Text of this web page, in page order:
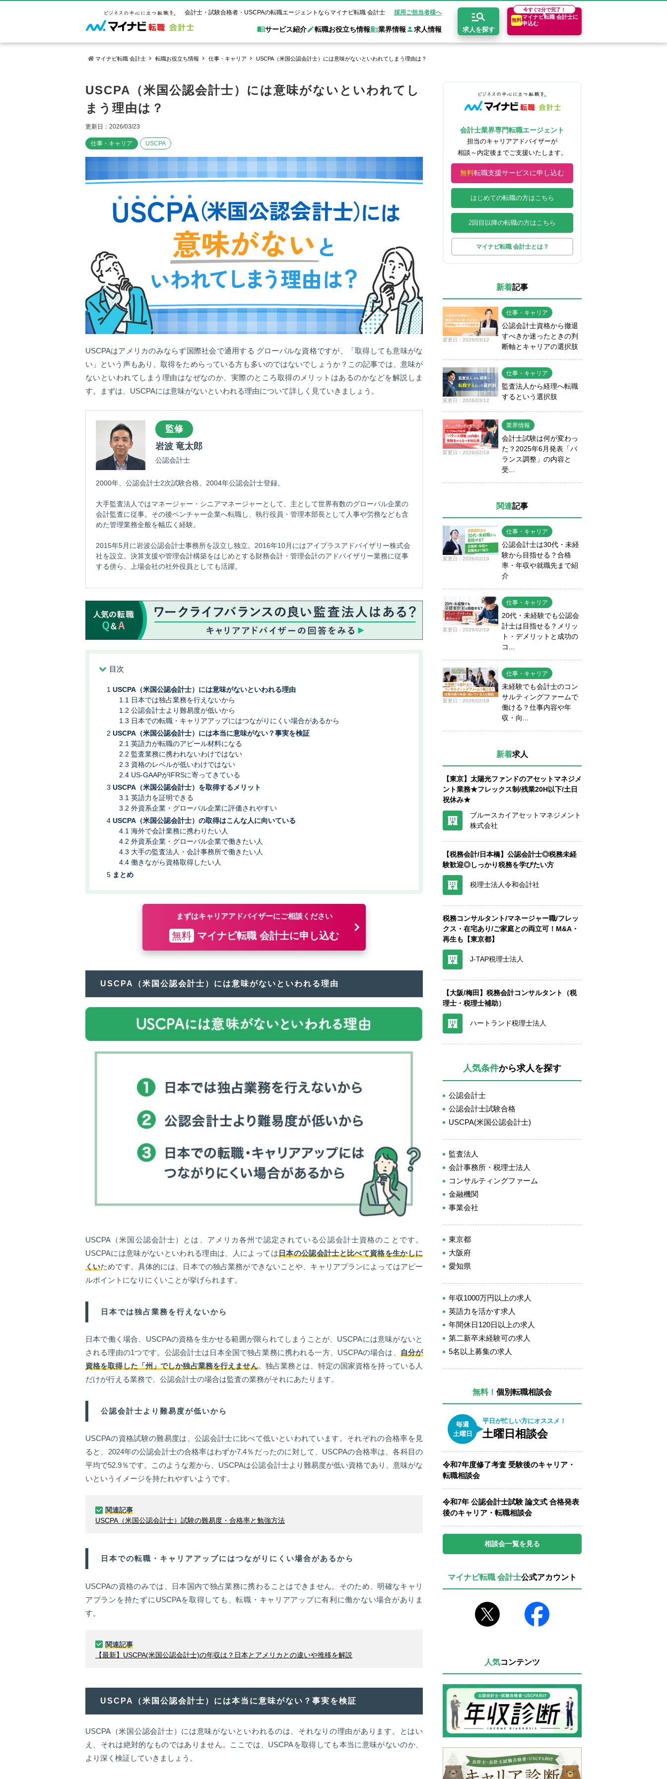
会計士・試験合格者・USCPAの転職エージェントならマイナビ転職 会計士 採用ご担当者様へ
求人を探す
今すぐ2分で完了！
無料
マイナビ転職 会計士に
申込む
サービス紹介
サービス紹介
マイナビ転職 会計士とは？ Web面談サービス
転職お役立ち情報
転職お役立ち情報
ご状況別転職ガイド 転職活動お役立ちコンテンツ
年収診断
業界情報
業界情報
会計士試験情報 業界トピックス
コンサルティングファーム
事業会社
求人情報
求人情報
保有資格別求人情報 業界別求人情報
コンサルティングファー
ム
関東・首都圏
東海
マイナビ転職 会計士 転職お役立ち情報 仕事・キャリア USCPA（米国公認会計士）には意味がないといわれてしまう理由は？
USCPA（米国公認会計士）には意味がないといわれてし
まう理由は？
更新日：2026/03/23
仕事・キャリア USCPA
USCPAはアメリカのみならず国際社会で通用する グローバルな資格ですが、「取得しても意味がな
い」という声もあり、取得をためらっている方も多いのではないでしょうか？この記事では、意味が
ないといわれてしまう理由はなぜなのか、実際のところ取得のメリットはあるのかなどを解説しま
す。まずは、USCPAには意味がないといわれる理由について詳しく見ていきましょう。
監修
岩波 竜太郎
公認会計士
2000年、公認会計士2次試験合格。2004年公認会計士登録。
大手監査法人ではマネージャー・シニアマネージャーとして、主として世界有数のグローバル企業の
会計監査に従事。その後ベンチャー企業へ転職し、執行役員・管理本部長として人事や労務なども含
めた管理業務全般を幅広く経験。
2015年5月に岩波公認会計士事務所を設立し独立。2016年10月にはアイプラスアドバイザリー株式会
社を設立。決算支援や管理会計構築をはじめとする財務会計・管理会計のアドバイザリー業務に従事
する傍ら、上場会社の社外役員としても活躍。
目次
USCPA（米国公認会計士）には意味がないといわれる理由
日本では独占業務を行えないから
公認会計士より難易度が低いから
日本での転職・キャリアアップにはつながりにくい場合があるから
USCPA（米国公認会計士）には本当に意味がない？事実を検証
英語力が転職のアピール材料になる
監査業務に携われないわけではない
資格のレベルが低いわけではない
US-GAAPがIFRSに寄ってきている
USCPA（米国公認会計士）を取得するメリット
英語力を証明できる
外資系企業・グローバル企業に評価されやすい
USCPA（米国公認会計士）の取得はこんな人に向いている
海外で会計業務に携わりたい人
外資系企業・グローバル企業で働きたい人
大手の監査法人・会計事務所で働きたい人
働きながら資格取得したい人
まとめ
まずはキャリアアドバイザーにご相談ください
無料 マイナビ転職 会計士に申し込む
USCPA（米国公認会計士）には意味がないといわれる理由
USCPA（米国公認会計士）とは、アメリカ各州で認定されている公認会計士資格のことです。
USCPAには意味がないといわれる理由は、人によっては 日本の公認会計士と比べて資格を生かしに
くいためです。具体的には、日本での独占業務ができないことや、キャリアプランによってはアピー
ルポイントになりにくいことが挙げられます。
日本では独占業務を行えないから
日本で働く場合、USCPAの資格を生かせる範囲が限られてしまうことが、USCPAには意味がないと
される理由の1つです。公認会計士は日本全国で独占業務に携われる一方、USCPAの場合は、
自分が
資格を取得した「州」でしか独占業務を行えません。独占業務とは、特定の国家資格を持っている人
だけが行える業務で、公認会計士の場合は監査の業務がそれにあたります。
公認会計士より難易度が低いから
USCPAの資格試験の難易度は、公認会計士に比べて低いといわれています。それぞれの合格率を見
ると、2024年の公認会計士の合格率はわずか7.4％だったのに対して、USCPAの合格率は、各科目の
平均で52.9％です。このような差から、USCPAは公認会計士より難易度が低い資格であり、意味がな
いというイメージを持たれやすいようです。
関連記事
USCPA（米国公認会計士）試験の難易度・合格率と勉強方法
日本での転職・キャリアアップにはつながりにくい場合があるから
USCPAの資格のみでは、日本国内で独占業務に携わることはできません。そのため、明確なキャリ
アプランを持たずにUSCPAを取得しても、転職・キャリアアップに有利に働かない場合がありま
す。
関連記事
【最新】USCPA(米国公認会計士)の年収は？日本とアメリカとの違いや推移を解説
USCPA（米国公認会計士）には本当に意味がない？事実を検証
USCPA（米国公認会計士）には意味がないといわれるのは、それなりの理由があります。とはい
え、それは絶対的なものではありません。ここでは、USCPAを取得しても本当に意味がないのか、
より深く検証していきましょう。
会計士業界専門転職エージェント
担当のキャリアアドバイザーが
相談～内定後までご支援いたします。
無料転職支援サービスに申し込む
はじめての転職の方はこちら
2回目以降の転職の方はこちら
マイナビ転職 会計士とは？
新着記事
変更日：2026/03/12
仕事・キャリア
公認会計士資格から撤退
すべきか迷ったときの判
断軸とキャリアの選択肢
変更日：2026/03/12
仕事・キャリア
監査法人から経理へ転職
するという選択肢
変更日：2026/02/19
業界情報
会計士試験は何が変わっ
た？2025年6月発表「バ
ランス調整」の内容と
受...
関連記事
変更日：2026/02/19
仕事・キャリア
公認会計士は30代・未経
験から目指せる？合格
率・年収や就職先まで紹
介
変更日：2026/02/19
仕事・キャリア
20代・未経験でも公認会
計士は目指せる？メリッ
ト・デメリットと成功の
コ...
変更日：2026/02/19
仕事・キャリア
未経験でも会計士のコン
サルティングファームで
働ける？仕事内容や年
収・向...
新着求人
【東京】太陽光ファンドのアセットマネジメ
ント業務★フレックス制/残業20H以下/土日
祝休み★
ブルースカイアセットマネジメント
株式会社
【税務会計/日本橋】公認会計士◎税務未経
験歓迎◎しっかり税務を学びたい方
税理士法人令和会計社
税務コンサルタント/マネージャー職/フレッ
クス・在宅あり/ご家庭との両立可！M&A・
再生も【東京都】
J-TAP税理士法人
【大阪/梅田】税務会計コンサルタント（税
理士・税理士補助）
ハートランド税理士法人
人気条件から求人を探す
公認会計士
公認会計士試験合格
USCPA(米国公認会計士)
監査法人
会計事務所・税理士法人
コンサルティングファーム
金融機関
事業会社
東京都
大阪府
愛知県
年収1000万円以上の求人
英語力を活かす求人
年間休日120日以上の求人
第二新卒未経験可の求人
5名以上募集の求人
無料！ 個別転職相談会
毎週
土曜日
平日が忙しい方にオススメ！
土曜日相談会
令和7年度修了考査 受験後のキャリア・
転職相談会
令和7年 公認会計士試験 論文式 合格発表
後のキャリア・転職相談会
相談会一覧を見る
マイナビ転職 会計士公式アカウント
人気コンテンツ